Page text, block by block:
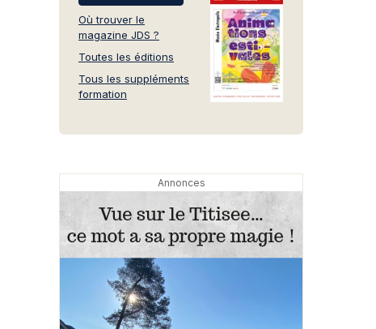
Où trouver le
magazine JDS ?
Toutes les éditions
Tous les suppléments
formation